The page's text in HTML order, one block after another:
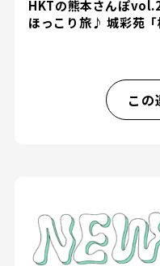
HKTの熊本さんぽvol.2
ほっこり旅♪ 城彩苑
この